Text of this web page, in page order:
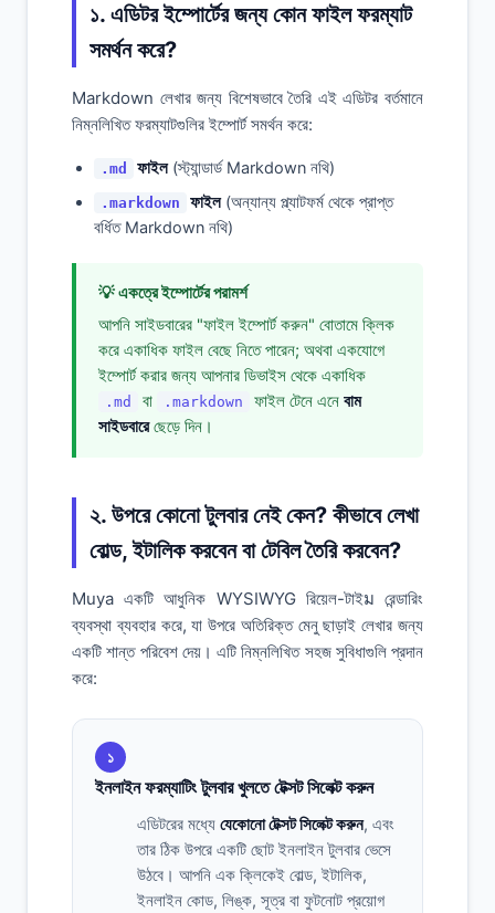
১. এডিটর ইম্পোর্টের জন্য কোন ফাইল ফরম্যাট
সমর্থন করে?
Markdown লেখার জন্য বিশেষভাবে তৈরি এই এডিটর বর্তমানে
নিম্নলিখিত ফরম্যাটগুলির ইম্পোর্ট সমর্থন করে:
.md ফাইল(স্ট্যান্ডার্ড Markdown নথি)
.markdown ফাইল(অন্যান্য প্ল্যাটফর্ম থেকে প্রাপ্ত
বর্ধিত Markdown নথি)
💡 একত্রে ইম্পোর্টের পরামর্শ
আপনি সাইডবারের "ফাইল ইম্পোর্ট করুন" বোতামে ক্লিক
করে একাধিক ফাইল বেছে নিতে পারেন; অথবা একযোগে
ইম্পোর্ট করার জন্য আপনার ডিভাইস থেকে একাধিক
.md বা .markdown ফাইল টেনে এনে বাম
সাইডবারেছেড়ে দিন।
২. উপরে কোনো টুলবার নেই কেন? কীভাবে লেখা
বোল্ড, ইটালিক করবেন বা টেবিল তৈরি করবেন?
Muya একটি আধুনিক WYSIWYG রিয়েল-টাইม রেন্ডারিং
ব্যবস্থা ব্যবহার করে, যা উপরে অতিরিক্ত মেনু ছাড়াই লেখার জন্য
একটি শান্ত পরিবেশ দেয়। এটি নিম্নলিখিত সহজ সুবিধাগুলি প্রদান
করে:
১
ইনলাইন ফরম্যাটিং টুলবার খুলতে টেক্সট সিলেক্ট করুন
এডিটরের মধ্যে যেকোনো টেক্সট সিলেক্ট করুন, এবং
তার ঠিক উপরে একটি ছোট ইনলাইন টুলবার ভেসে
উঠবে। আপনি এক ক্লিকেই বোল্ড, ইটালিক,
ইনলাইন কোড, লিঙ্ক, সূত্র বা ফুটনোট প্রয়োগ